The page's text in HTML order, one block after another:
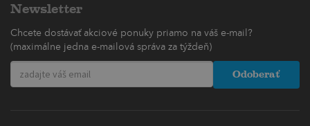
Newsletter
Chcete dostávať akciové ponuky priamo na váš e-mail?
(maximálne jedna e-mailová správa za týždeň)
Odoberať